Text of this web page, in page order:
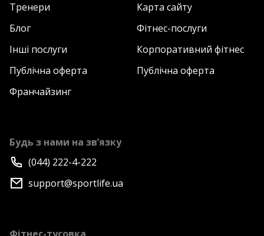
Тренери
Карта сайту
Блог
Фітнес-послуги
Інші послуги
Корпоративний фітнес
Публічна оферта
Публічна оферта
Франчайзинг
Будь з нами на зв’язку
(044) 222-4-222
support@sportlife.ua